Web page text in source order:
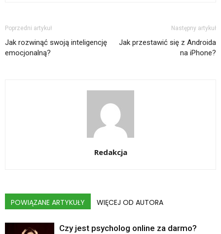
Poprzedni artykuł
Jak rozwinąć swoją inteligencję
emocjonalną?
Następny artykuł
Jak przestawić się z Androida
na iPhone?
Redakcja
POWIĄZANE ARTYKUŁY WIĘCEJ OD AUTORA
Czy jest psycholog online za darmo?